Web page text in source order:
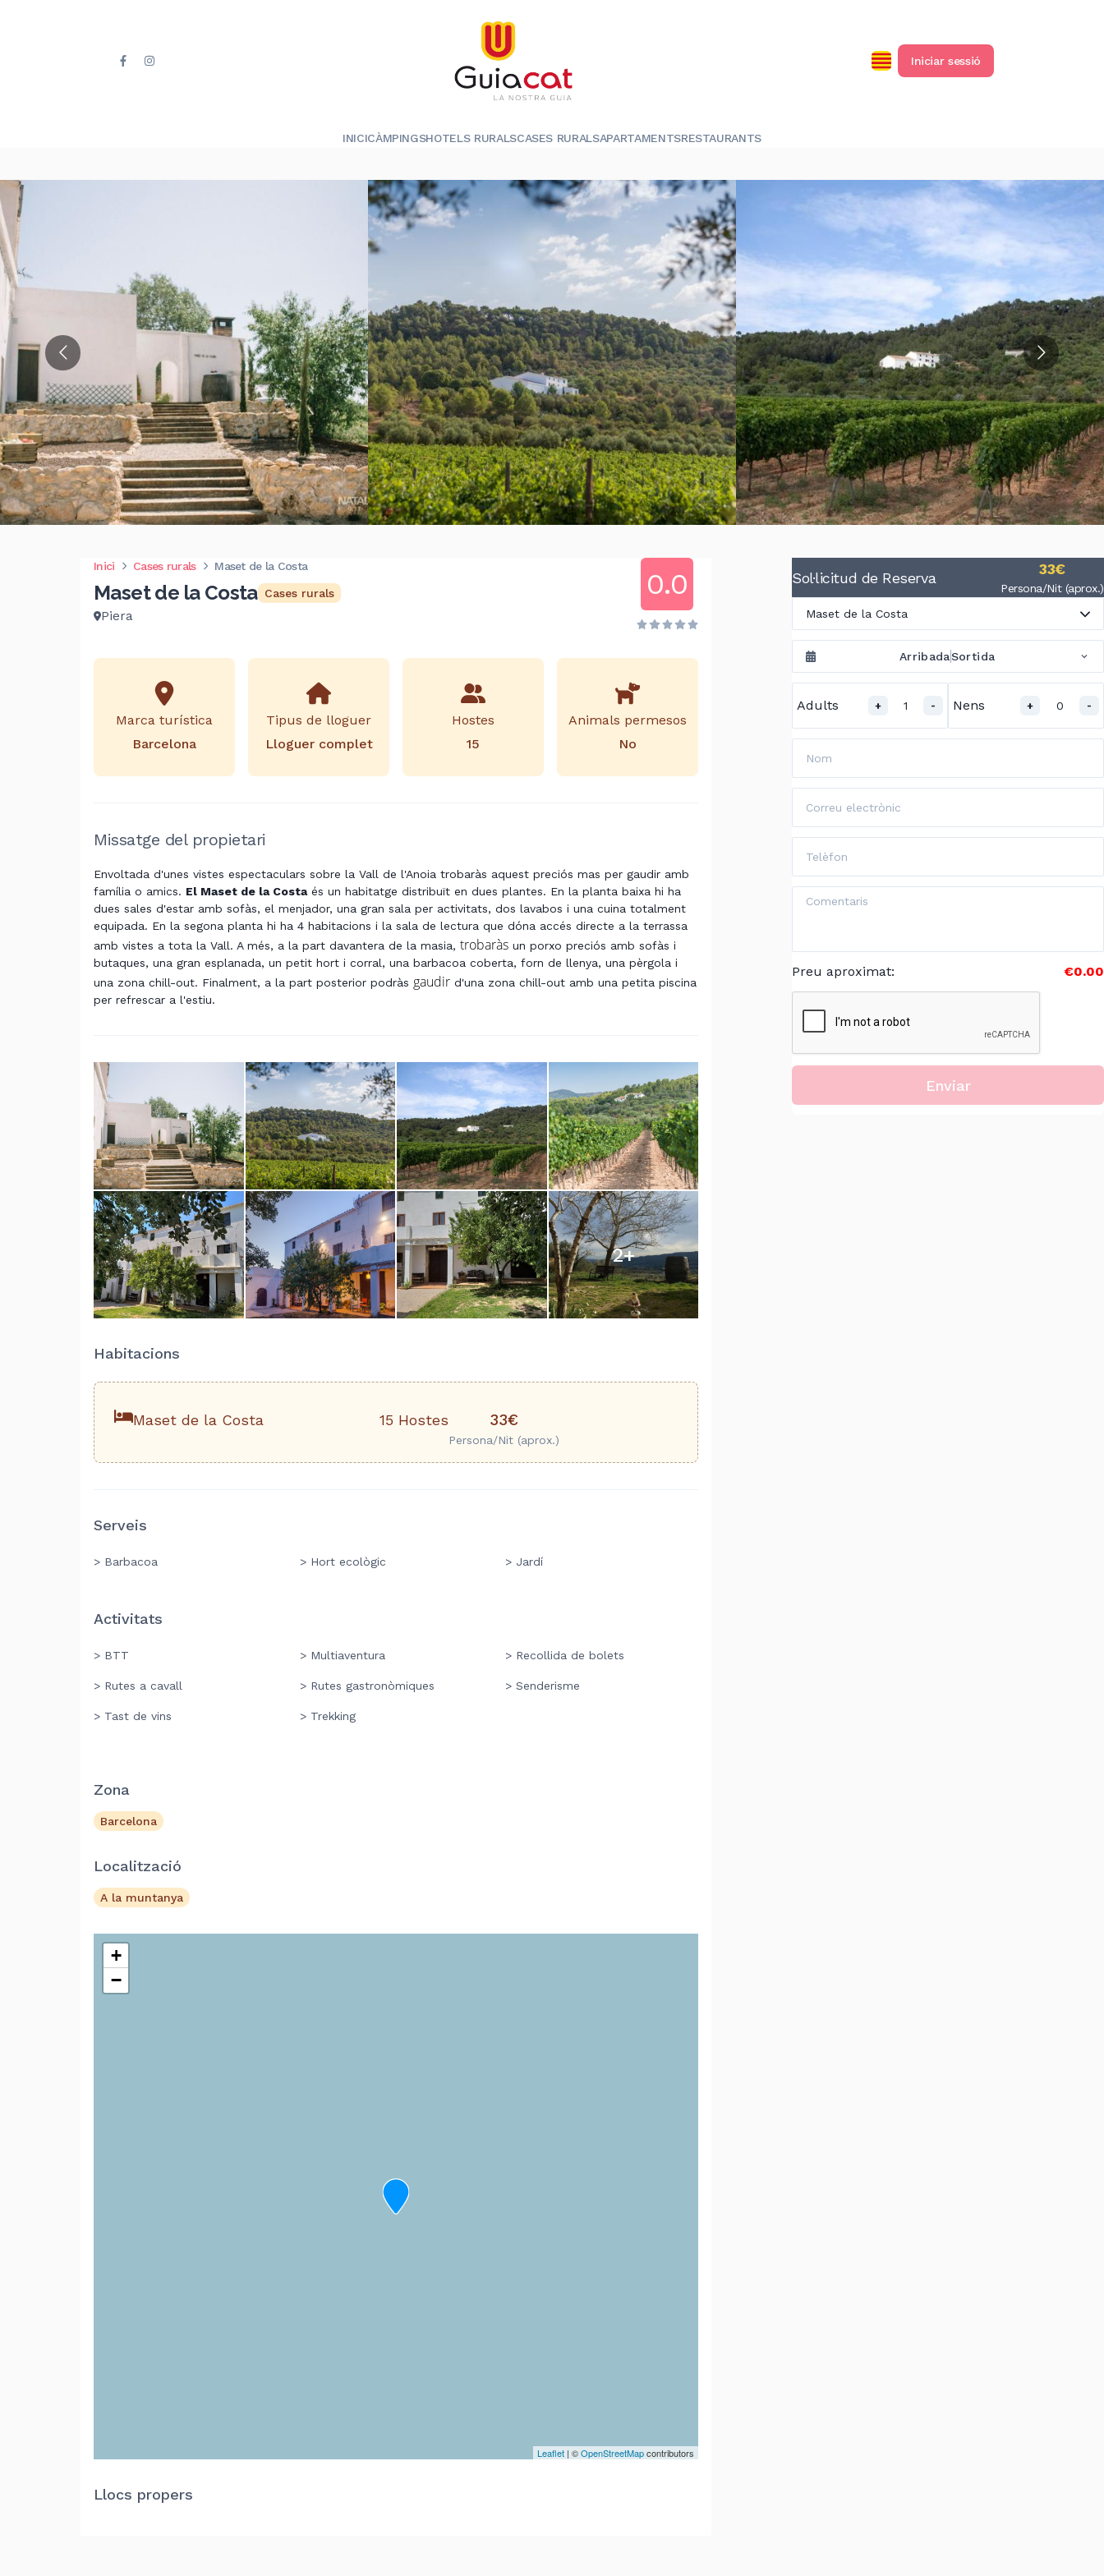
Iniciar sessió
INICICÀMPINGSHOTELS RURALSCASES RURALSAPARTAMENTSRESTAURANTS
Inici Cases rurals Maset de la Costa
Maset de la Costa Cases rurals
Piera
0.0
Marca turística
Barcelona
Tipus de lloguer
Lloguer complet
Hostes
15
Animals permesos
No
Missatge del propietari
Envoltada d'unes vistes espectaculars sobre la Vall de l'Anoia trobaràs aquest preciós mas per gaudir amb
família o amics. El Maset de la Costaés un habitatge distribuït en dues plantes. En la planta baixa hi ha
dues sales d'estar amb sofàs, el menjador, una gran sala per activitats, dos lavabos i una cuina totalment
equipada. En la segona planta hi ha 4 habitacions i la sala de lectura que dóna accés directe a la terrassa
amb vistes a tota la Vall. A més, a la part davantera de la masia, trobaràs un porxo preciós amb sofàs i
butaques, una gran esplanada, un petit hort i corral, una barbacoa coberta, forn de llenya, una pèrgola i
una zona chill-out. Finalment, a la part posterior podràs gaudir d'una zona chill-out amb una petita piscina
per refrescar a l'estiu.
2+
Habitacions
Maset de la Costa 15 Hostes 33€
Persona/Nit (aprox.)
Serveis
> Barbacoa > Hort ecològic > Jardí
Activitats
> BTT > Multiaventura > Recollida de bolets
> Rutes a cavall > Rutes gastronòmiques > Senderisme
> Tast de vins > Trekking
Zona
Barcelona
Localització
A la muntanya
+
−
Leaflet | ©OpenStreetMapcontributors
Llocs propers
Sol·licitud de Reserva 33€
Persona/Nit (aprox.)
Maset de la Costa
ArribadaSortida
Adults + 1 - Nens + 0 -
Preu aproximat: €0.00
Enviar